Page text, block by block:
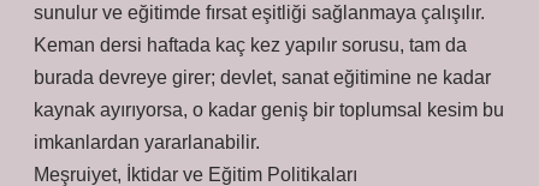
sunulur ve eğitimde fırsat eşitliği sağlanmaya çalışılır.
Keman dersi haftada kaç kez yapılır sorusu, tam da
burada devreye girer; devlet, sanat eğitimine ne kadar
kaynak ayırıyorsa, o kadar geniş bir toplumsal kesim bu
imkanlardan yararlanabilir.
Meşruiyet, İktidar ve Eğitim Politikaları